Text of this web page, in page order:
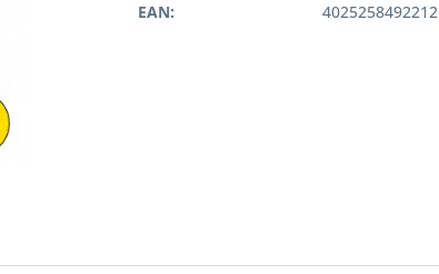
EAN:
4025258492212